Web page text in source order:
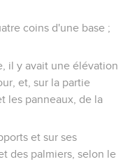
coins d'une base ;
il y avait une élévation
et, sur la partie
les panneaux, de la
et sur ses
des palmiers, selon le